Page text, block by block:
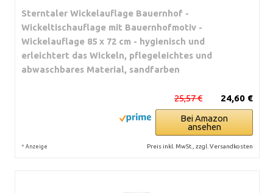
Sterntaler Wickelauflage Bauernhof -
Wickeltischauflage mit Bauernhofmotiv -
Wickelauflage 85 x 72 cm - hygienisch und
erleichtert das Wickeln, pflegeleichtes und
abwaschbares Material, sandfarben
24,60 €
25,57 €
Bei Amazon
ansehen
* Anzeige Preis inkl. MwSt., zzgl. Versandkosten